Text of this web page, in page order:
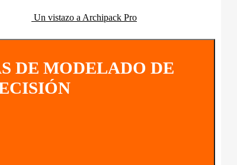
Un vistazo a Archipack Pro
DE MODELADO DE